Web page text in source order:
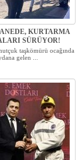
KURTARMA
SÜRÜYOR!
taşkömürü ocağında
gelen ...